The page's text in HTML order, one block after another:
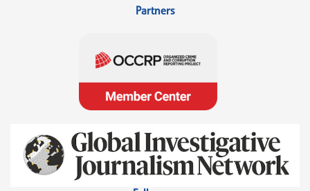
Partners